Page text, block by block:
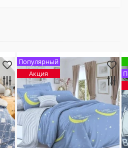
Популярный
Акция